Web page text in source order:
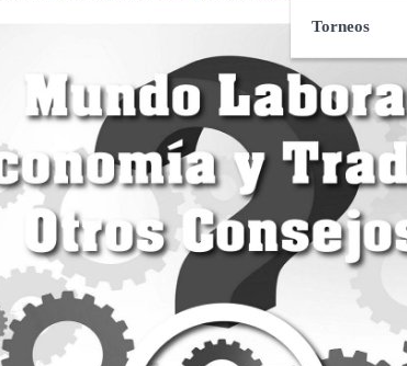
Torneos